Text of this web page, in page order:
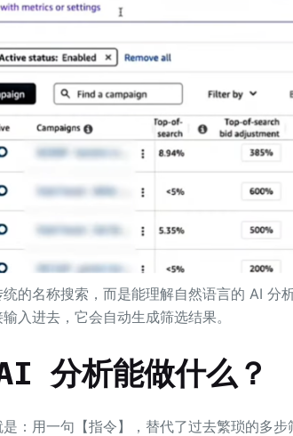
的名称搜索，而是能理解自然语言的 AI 分
入进去，它会自动生成筛选结果。
分析能做什么？
：用一句【指令】，替代了过去繁琐的多步